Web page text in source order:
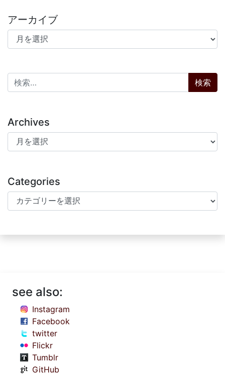
アーカイブ
アーカイブ
検索:
Archives
Archives
Categories
Categories
see also:
Instagram
Facebook
twitter
Flickr
Tumblr
GitHub